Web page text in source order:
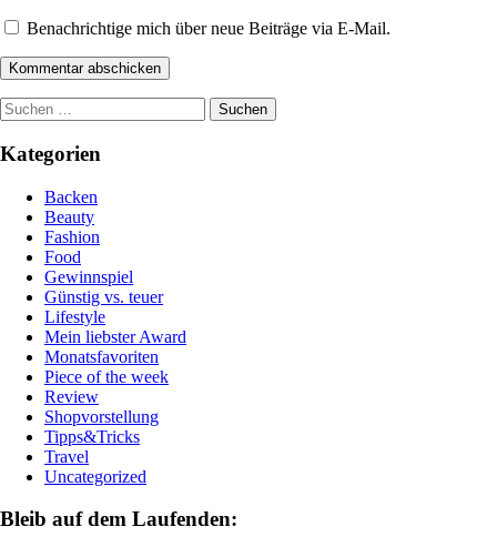
Benachrichtige mich über neue Beiträge via E-Mail.
Suchen
nach:
Kategorien
Backen
Beauty
Fashion
Food
Gewinnspiel
Günstig vs. teuer
Lifestyle
Mein liebster Award
Monatsfavoriten
Piece of the week
Review
Shopvorstellung
Tipps&Tricks
Travel
Uncategorized
Bleib auf dem Laufenden: